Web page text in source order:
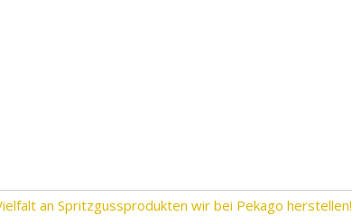
an Spritzgussprodukten wir bei Pekago herstellen!